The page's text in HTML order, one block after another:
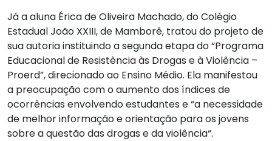
Já a aluna Érica de Oliveira Machado, do Colégio
Estadual João XXIII, de Mamborê, tratou do projeto de
sua autoria instituindo a segunda etapa do “Programa
Educacional de Resistência às Drogas e à Violência –
Proerd”, direcionado ao Ensino Médio. Ela manifestou
a preocupação com o aumento dos índices de
ocorrências envolvendo estudantes e “a necessidade
de melhor informação e orientação para os jovens
sobre a questão das drogas e da violência“.